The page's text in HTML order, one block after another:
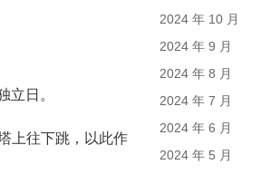
立日。
上往下跳，以此作
2024 年 10 月
2024 年 9 月
2024 年 8 月
2024 年 7 月
2024 年 6 月
2024 年 5 月